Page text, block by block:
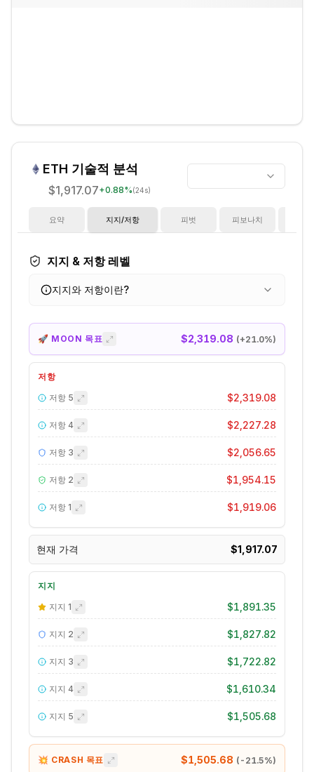
ETH 기술적 분석
$1,917.07+0.88%(24s)
요약 지지/저항 피벗 피보나치
지지 & 저항 레벨
지지와 저항이란?
🚀 MOON 목표 $2,319.08 (+21.0%)
저항
저항 5 $2,319.08
저항 4 $2,227.28
저항 3 $2,056.65
저항 2 $1,954.15
저항 1 $1,919.06
현재 가격 $1,917.07
지지
지지 1 $1,891.35
지지 2 $1,827.82
지지 3 $1,722.82
지지 4 $1,610.34
지지 5 $1,505.68
💥 CRASH 목표 $1,505.68 ( -21.5%)